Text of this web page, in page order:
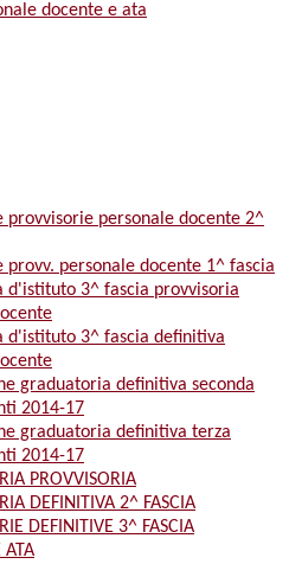
docente e ata
provvisorie personale docente 2^
provv. personale docente 1^ fascia
d'istituto 3^ fascia provvisoria
d'istituto 3^ fascia definitiva
graduatoria definitiva seconda
2014-17
graduatoria definitiva terza
2014-17
PROVVISORIA
DEFINITIVA 2^ FASCIA
DEFINITIVE 3^ FASCIA
ATA